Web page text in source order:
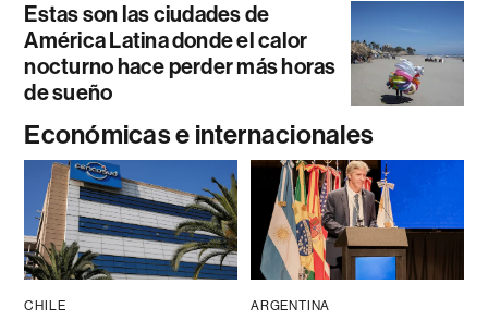
Estas son las ciudades de
América Latina donde el calor
nocturno hace perder más horas
de sueño
Económicas e internacionales
CHILE ARGENTINA